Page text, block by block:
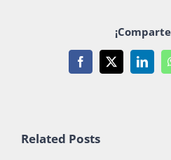
Facebook
X
Related Posts